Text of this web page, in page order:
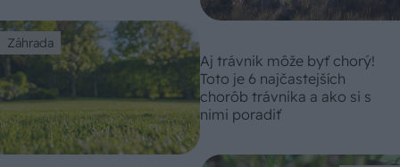
Záhrada
Aj trávnik môže byť chorý!
Toto je 6 najčastejších
chorôb trávnika a ako si s
nimi poradiť